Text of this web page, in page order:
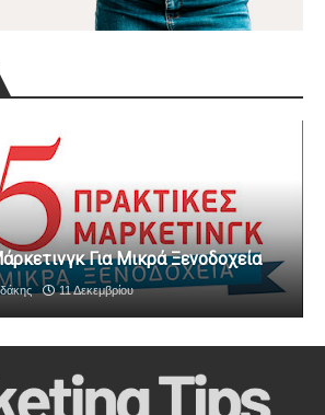
Για Μικρά Ξενοδοχεία
11 Δεκεμβρίου